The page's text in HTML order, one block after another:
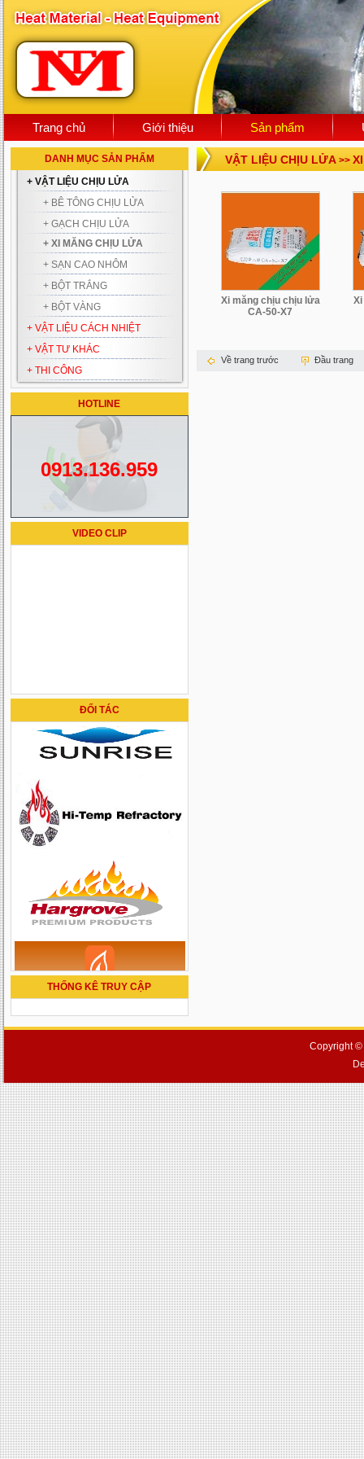
Trang chủ Giới thiệu Sản phẩm
DANH MỤC SẢN PHẨM
+ VẬT LIỆU CHỊU LỬA
+ BÊ TÔNG CHỊU LỬA
+ GẠCH CHỊU LỬA
+ XI MĂNG CHỊU LỬA
+ SẠN CAO NHÔM
+ BỘT TRẮNG
+ BỘT VÀNG
+ VẬT LIỆU CÁCH NHIỆT
+ VẬT TƯ KHÁC
+ THI CÔNG
HOTLINE
0913.136.959
VIDEO CLIP
ĐỐI TÁC
THỐNG KÊ TRUY CẬP
VẬT LIỆU CHỊU LỬA >>
Xi măng chịu chịu lửa
CA-50-X7
Về trang trước Đầu trang
Copyright ©